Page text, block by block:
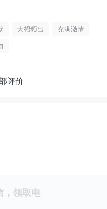
大招频出
充满激情
评价
，领取电